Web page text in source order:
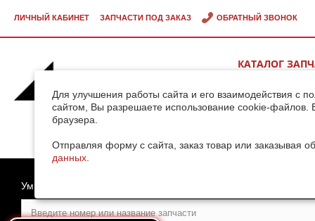
Для улучшения работы сайта и его взаимодействия с
сайтом, Вы разрешаете использование cookie-файлов.
браузера.
Отправляя форму с сайта, заказ товар или заказывая
данных
ЛИЧНЫЙ КАБИНЕТ ЗАПЧАСТИ ПОД ЗАКАЗ ОБРАТНЫЙ ЗВОНОК
КАТАЛОГ
Умный поиск